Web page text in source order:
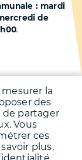
: mardi
de
.
la
des
partager
Vous
ces
plus,